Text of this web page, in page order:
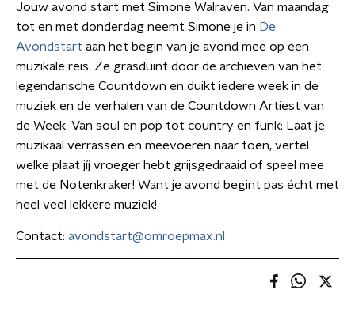
Jouw avond start met Simone Walraven. Van maandag
tot en met donderdag neemt Simone je in De
Avondstart aan het begin van je avond mee op een
muzikale reis. Ze grasduint door de archieven van het
legendarische Countdown en duikt iedere week in de
muziek en de verhalen van de Countdown Artiest van
de Week. Van soul en pop tot country en funk: Laat je
muzikaal verrassen en meevoeren naar toen, vertel
welke plaat jíj vroeger hebt grijsgedraaid of speel mee
met de Notenkraker! Want je avond begint pas écht met
heel veel lekkere muziek!
Contact: avondstart@omroepmax.nl